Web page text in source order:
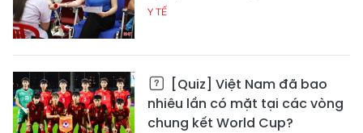
Y TẾ
[Quiz] Việt Nam đã bao
nhiêu lần có mặt tại các vòng
chung kết World Cup?